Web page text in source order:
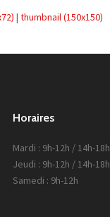
| thumbnail (150x150)
Horaires
Mardi : 9h-12h / 14h-18h
Jeudi : 9h-12h / 14h-18h
Samedi : 9h-12h